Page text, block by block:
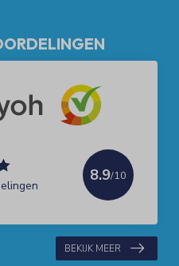
8.9/10
BEKIJK MEER